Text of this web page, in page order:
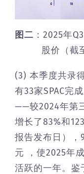
图二 ：2025年
股价（截
(3) 本季度共录
有33家SPAC完
——较2024年第
增长了83%和
报告发布日），
元 ，使2025年
活跃的一年。鉴